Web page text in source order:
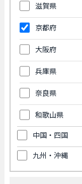
滋賀県
京都府
大阪府
兵庫県
奈良県
和歌山県
中国・四国
九州・沖縄